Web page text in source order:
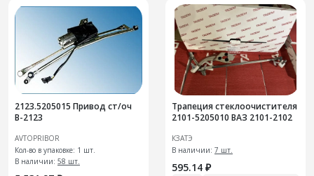
2123.5205015 Привод ст/оч
В-2123
AVTOPRIBOR
Кол-во в упаковке: 1 шт.
В наличии: 58 шт.
Трапеция стеклоочистителя
2101-5205010 ВАЗ 2101-2102
КЗАТЭ
В наличии: 7 шт.
595.14 ₽